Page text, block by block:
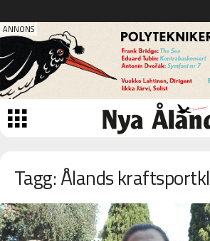
Tagg: Ålands